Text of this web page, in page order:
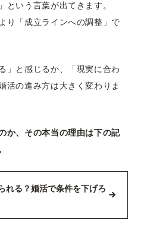
という言葉が出てきます。
り「成立ラインへの調整」で
」と感じるか、「現実に合わ
活の進み方は大きく変わりま
か、その本当の理由は下の記
れる？婚活で条件を下げろ